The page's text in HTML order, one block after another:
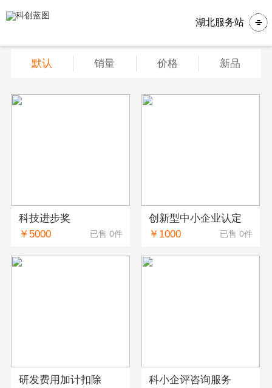
湖北服务站
默认 销量 价格 新品
科技进步奖
￥5000
已售 0件
创新型中小企业认定
￥1000
已售 0件
研发费用加计扣除
科小企评咨询服务